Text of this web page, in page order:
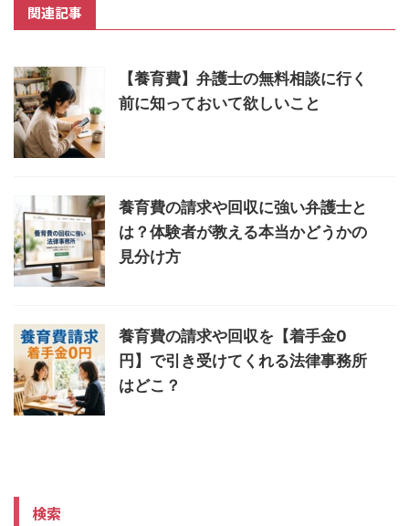
関連記事
【養育費】弁護士の無料相談に行く
前に知っておいて欲しいこと
養育費の請求や回収に強い弁護士と
は？体験者が教える本当かどうかの
見分け方
養育費の請求や回収を【着手金0
円】で引き受けてくれる法律事務所
はどこ？
検索